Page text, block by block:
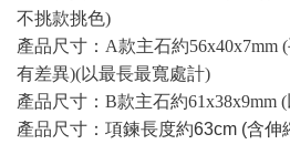
不挑款挑色)
產品尺寸：A款主石約56x40x7mm
有差異)(以最長最寬處計)
產品尺寸：B款主石約61x38x9mm
產品尺寸： 項鍊長度約63cm (含伸